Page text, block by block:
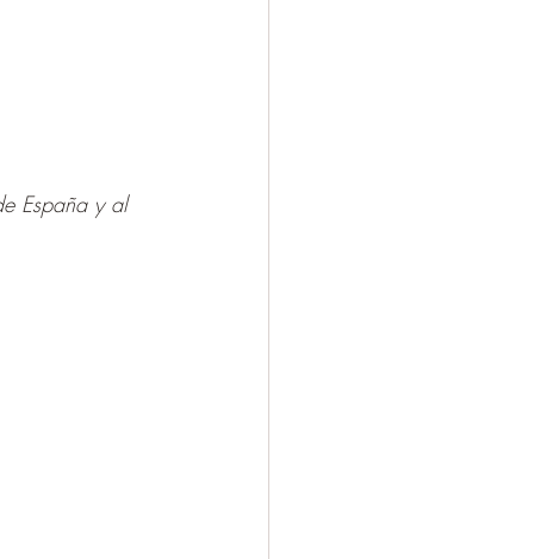
España y al